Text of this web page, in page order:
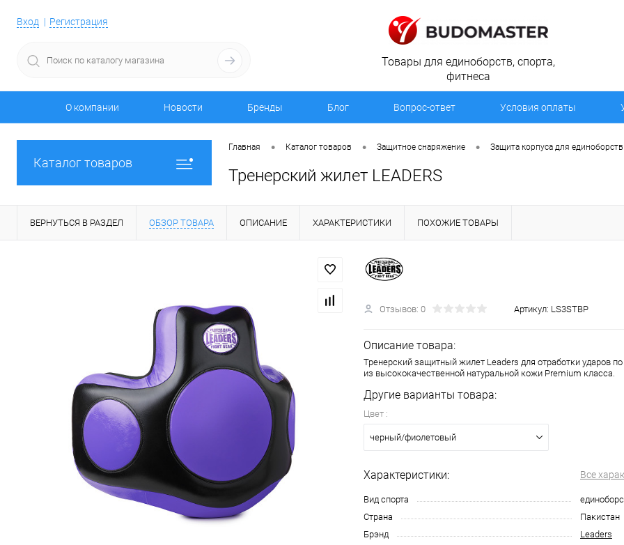
Вход Регистрация
Товары для единоборств, спорта,
фитнеса
О компании Новости Бренды Блог Вопрос-ответ Условия оплаты
Каталог товаров
Главная • Каталог товаров • Защитное снаряжение • Защита корпуса для единоборств
Тренерский жилет LEADERS
ВЕРНУТЬСЯ В РАЗДЕЛ ОБЗОР ТОВАРА ОПИСАНИЕ ХАРАКТЕРИСТИКИ ПОХОЖИЕ ТОВАРЫ
Отзывов: 0 Артикул: LS3STBP
Описание товара:
Тренерский защитный жилет Leaders для отработки ударов по
из высококачественной натуральной кожи Premium класса.
Другие варианты товара:
Цвет :
черный/фиолетовый
Характеристики: Все
Вид спорта
Страна
Пакистан
Брэнд
Leaders